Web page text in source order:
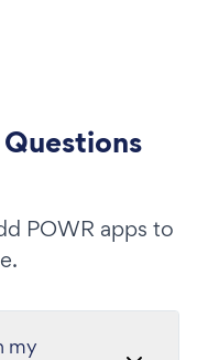
POWR apps to
my